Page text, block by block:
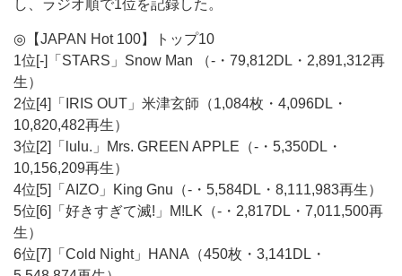
し、ラジオ順で1位を記録した。
◎【JAPAN Hot 100】トップ10
1位[-]「STARS」Snow Man （-・79,812DL・2,891,312再
生）
2位[4]「IRIS OUT」米津玄師（1,084枚・4,096DL・
10,820,482再生）
3位[2]「lulu.」Mrs. GREEN APPLE（-・5,350DL・
10,156,209再生）
4位[5]「AIZO」King Gnu（-・5,584DL・8,111,983再生）
5位[6]「好きすぎて滅!」M!LK（-・2,817DL・7,011,500再
生）
6位[7]「Cold Night」HANA（450枚・3,141DL・